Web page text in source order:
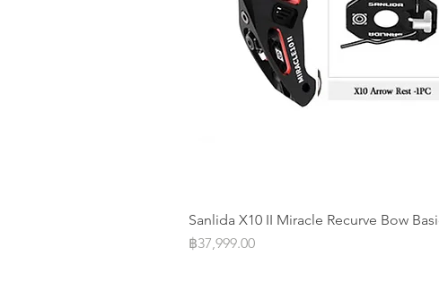
Sanlida X10 II Miracle Recurve Bow
Price
฿37,999.00